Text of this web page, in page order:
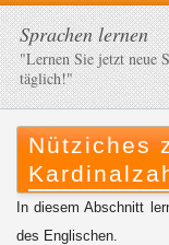
Sprachen lernen
"Lernen Sie jetzt neue
täglich!"
Nütziches
In diesem Abschnitt
des Englischen.